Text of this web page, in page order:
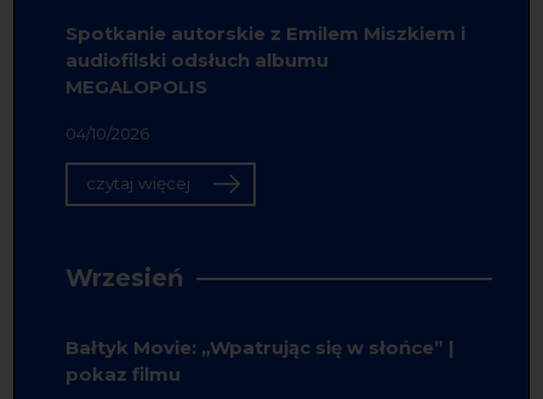
Spotkanie autorskie z Emilem Miszkiem i
audiofilski odsłuch albumu
MEGALOPOLIS
04/10/2026
czytaj więcej
Wrzesień
Bałtyk Movie: „Wpatrując się w słońce” |
pokaz filmu